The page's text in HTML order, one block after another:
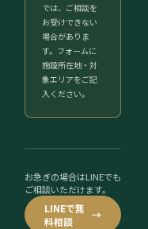
では、ご相談を
お受けできない
場合がありま
す。フォームに
施設所在地・対
象エリアをご記
入ください。
お急ぎの場合はLINEでも
ご相談いただけます。
LINEで無
料相談
→